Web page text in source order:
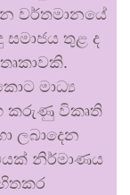
වර්තමානයේ
තුළ ද
මාධ්‍ය
කරුණු විකෘති
ලබාදෙන
නිර්මාණය